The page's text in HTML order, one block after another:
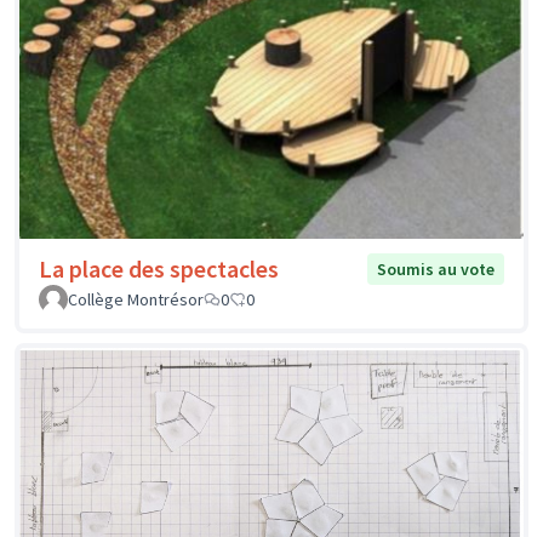
La place des spectacles
Soumis au vote
Collège Montrésor
0 0